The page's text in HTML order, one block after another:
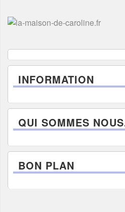
INFORMATION
QUI SOMMES
BON PLAN